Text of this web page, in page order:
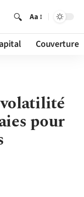
Aa
Couverture
pour